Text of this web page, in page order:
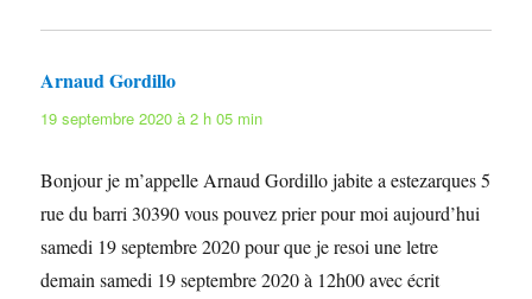
Arnaud Gordillo
19 septembre 2020 à 2 h 05 min
Bonjour je m’appelle Arnaud Gordillo jabite a estezarques 5
rue du barri 30390 vous pouvez prier pour moi aujourd’hui
samedi 19 septembre 2020 pour que je resoi une letre
demain samedi 19 septembre 2020 à 12h00 avec écrit